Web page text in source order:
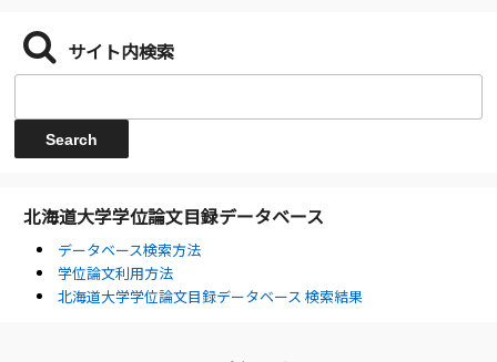
サイト内検索
北海道大学学位論文目録データベース
データベース検索方法
学位論文利用方法
北海道大学学位論文目録データベース 検索結果